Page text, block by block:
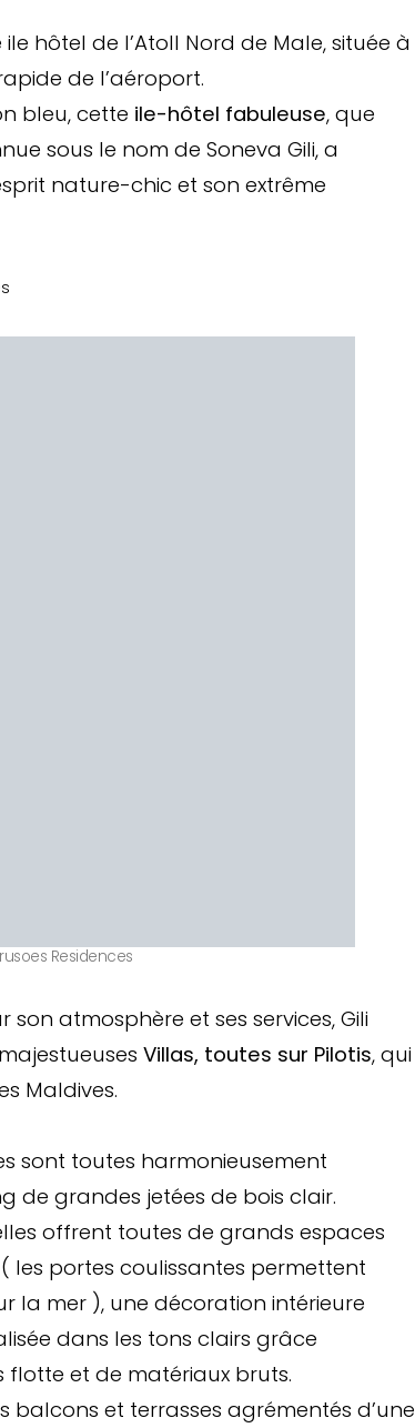
hôtel de l’Atoll Nord de Male, située à
de l’aéroport.
bleu, cette ile-hôtel fabuleuse, que
sous le nom de Soneva Gili, a
nature-chic et son extrême
Residences
atmosphère et ses services, Gili
Villas, toutes sur Pilotis, qui
Maldives.
sont toutes harmonieusement
de grandes jetées de bois clair.
offrent toutes de grands espaces
les portes coulissantes permettent
la mer ), une décoration intérieure
dans les tons clairs grâce
flotte et de matériaux bruts.
balcons et terrasses agrémentés d’une